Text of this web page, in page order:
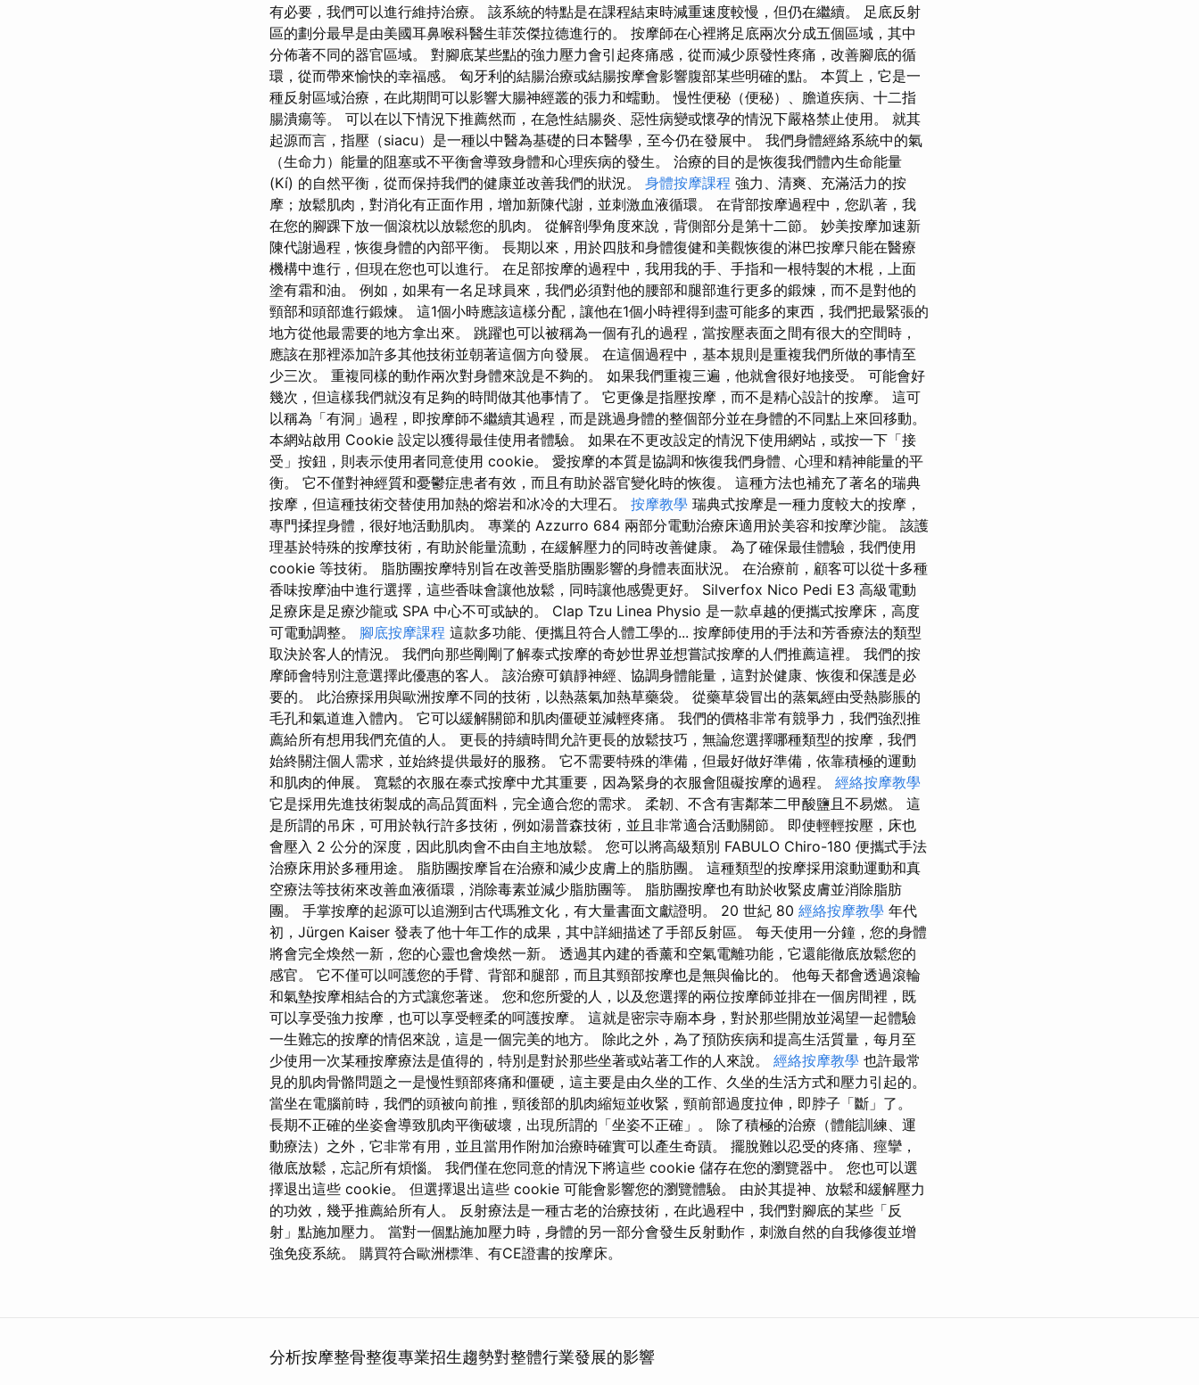
有必要，我們可以進行維持治療。 該系統的特點是在課程結束時減重速度較慢，但仍在繼續。 足底反射
區的劃分最早是由美國耳鼻喉科醫生菲茨傑拉德進行的。 按摩師在心裡將足底兩次分成五個區域，其中
分佈著不同的器官區域。 對腳底某些點的強力壓力會引起疼痛感，從而減少原發性疼痛，改善腳底的循
環，從而帶來愉快的幸福感。 匈牙利的結腸治療或結腸按摩會影響腹部某些明確的點。 本質上，它是一
種反射區域治療，在此期間可以影響大腸神經叢的張力和蠕動。 慢性便秘（便秘）、膽道疾病、十二指
腸潰瘍等。 可以在以下情況下推薦然而，在急性結腸炎、惡性病變或懷孕的情況下嚴格禁止使用。 就其
起源而言，指壓（siacu）是一種以中醫為基礎的日本醫學，至今仍在發展中。 我們身體經絡系統中的氣
（生命力）能量的阻塞或不平衡會導致身體和心理疾病的發生。 治療的目的是恢復我們體內生命能量
(Kí) 的自然平衡，從而保持我們的健康並改善我們的狀況。 身體按摩課程 強力、清爽、充滿活力的按
摩；放鬆肌肉，對消化有正面作用，增加新陳代謝，並刺激血液循環。 在背部按摩過程中，您趴著，我
在您的腳踝下放一個滾枕以放鬆您的肌肉。 從解剖學角度來說，背側部分是第十二節。 妙美按摩加速新
陳代謝過程，恢復身體的內部平衡。 長期以來，用於四肢和身體復健和美觀恢復的淋巴按摩只能在醫療
機構中進行，但現在您也可以進行。 在足部按摩的過程中，我用我的手、手指和一根特製的木棍，上面
塗有霜和油。 例如，如果有一名足球員來，我們必須對他的腰部和腿部進行更多的鍛煉，而不是對他的
頸部和頭部進行鍛煉。 這1個小時應該這樣分配，讓他在1個小時裡得到盡可能多的東西，我們把最緊張的
地方從他最需要的地方拿出來。 跳躍也可以被稱為一個有孔的過程，當按壓表面之間有很大的空間時，
應該在那裡添加許多其他技術並朝著這個方向發展。 在這個過程中，基本規則是重複我們所做的事情至
少三次。 重複同樣的動作兩次對身體來說是不夠的。 如果我們重複三遍，他就會很好地接受。 可能會好
幾次，但這樣我們就沒有足夠的時間做其他事情了。 它更像是指壓按摩，而不是精心設計的按摩。 這可
以稱為「有洞」過程，即按摩師不繼續其過程，而是跳過身體的整個部分並在身體的不同點上來回移動。
本網站啟用 Cookie 設定以獲得最佳使用者體驗。 如果在不更改設定的情況下使用網站，或按一下「接
受」按鈕，則表示使用者同意使用 cookie。 愛按摩的本質是協調和恢復我們身體、心理和精神能量的平
衡。 它不僅對神經質和憂鬱症患者有效，而且有助於器官變化時的恢復。 這種方法也補充了著名的瑞典
按摩，但這種技術交替使用加熱的熔岩和冰冷的大理石。 按摩教學 瑞典式按摩是一種力度較大的按摩，
專門揉捏身體，很好地活動肌肉。 專業的 Azzurro 684 兩部分電動治療床適用於美容和按摩沙龍。 該護
理基於特殊的按摩技術，有助於能量流動，在緩解壓力的同時改善健康。 為了確保最佳體驗，我們使用
cookie 等技術。 脂肪團按摩特別旨在改善受脂肪團影響的身體表面狀況。 在治療前，顧客可以從十多種
香味按摩油中進行選擇，這些香味會讓他放鬆，同時讓他感覺更好。 Silverfox Nico Pedi E3 高級電動
足療床是足療沙龍或 SPA 中心不可或缺的。 Clap Tzu Linea Physio 是一款卓越的便攜式按摩床，高度
可電動調整。 腳底按摩課程 這款多功能、便攜且符合人體工學的... 按摩師使用的手法和芳香療法的類型
取決於客人的情況。 我們向那些剛剛了解泰式按摩的奇妙世界並想嘗試按摩的人們推薦這裡。 我們的按
摩師會特別注意選擇此優惠的客人。 該治療可鎮靜神經、協調身體能量，這對於健康、恢復和保護是必
要的。 此治療採用與歐洲按摩不同的技術，以熱蒸氣加熱草藥袋。 從藥草袋冒出的蒸氣經由受熱膨脹的
毛孔和氣道進入體內。 它可以緩解關節和肌肉僵硬並減輕疼痛。 我們的價格非常有競爭力，我們強烈推
薦給所有想用我們充值的人。 更長的持續時間允許更長的放鬆技巧，無論您選擇哪種類型的按摩，我們
始終關注個人需求，並始終提供最好的服務。 它不需要特殊的準備，但最好做好準備，依靠積極的運動
和肌肉的伸展。 寬鬆的衣服在泰式按摩中尤其重要，因為緊身的衣服會阻礙按摩的過程。 經絡按摩教學
它是採用先進技術製成的高品質面料，完全適合您的需求。 柔韌、不含有害鄰苯二甲酸鹽且不易燃。 這
是所謂的吊床，可用於執行許多技術，例如湯普森技術，並且非常適合活動關節。 即使輕輕按壓，床也
會壓入 2 公分的深度，因此肌肉會不由自主地放鬆。 您可以將高級類別 FABULO Chiro-180 便攜式手法
治療床用於多種用途。 脂肪團按摩旨在治療和減少皮膚上的脂肪團。 這種類型的按摩採用滾動運動和真
空療法等技術來改善血液循環，消除毒素並減少脂肪團等。 脂肪團按摩也有助於收緊皮膚並消除脂肪
團。 手掌按摩的起源可以追溯到古代瑪雅文化，有大量書面文獻證明。 20 世紀 80 經絡按摩教學 年代
初，Jürgen Kaiser 發表了他十年工作的成果，其中詳細描述了手部反射區。 每天使用一分鐘，您的身體
將會完全煥然一新，您的心靈也會煥然一新。 透過其內建的香薰和空氣電離功能，它還能徹底放鬆您的
感官。 它不僅可以呵護您的手臂、背部和腿部，而且其頸部按摩也是無與倫比的。 他每天都會透過滾輪
和氣墊按摩相結合的方式讓您著迷。 您和您所愛的人，以及您選擇的兩位按摩師並排在一個房間裡，既
可以享受強力按摩，也可以享受輕柔的呵護按摩。 這就是密宗寺廟本身，對於那些開放並渴望一起體驗
一生難忘的按摩的情侶來說，這是一個完美的地方。 除此之外，為了預防疾病和提高生活質量，每月至
少使用一次某種按摩療法是值得的，特別是對於那些坐著或站著工作的人來說。 經絡按摩教學 也許最常
見的肌肉骨骼問題之一是慢性頸部疼痛和僵硬，這主要是由久坐的工作、久坐的生活方式和壓力引起的。
當坐在電腦前時，我們的頭被向前推，頸後部的肌肉縮短並收緊，頸前部過度拉伸，即脖子「斷」了。
長期不正確的坐姿會導致肌肉平衡破壞，出現所謂的「坐姿不正確」。 除了積極的治療（體能訓練、運
動療法）之外，它非常有用，並且當用作附加治療時確實可以產生奇蹟。 擺脫難以忍受的疼痛、痙攣，
徹底放鬆，忘記所有煩惱。 我們僅在您同意的情況下將這些 cookie 儲存在您的瀏覽器中。 您也可以選
擇退出這些 cookie。 但選擇退出這些 cookie 可能會影響您的瀏覽體驗。 由於其提神、放鬆和緩解壓力
的功效，幾乎推薦給所有人。 反射療法是一種古老的治療技術，在此過程中，我們對腳底的某些「反
射」點施加壓力。 當對一個點施加壓力時，身體的另一部分會發生反射動作，刺激自然的自我修復並增
強免疫系統。 購買符合歐洲標準、有CE證書的按摩床。
分析按摩整骨整復專業招生趨勢對整體行業發展的影響